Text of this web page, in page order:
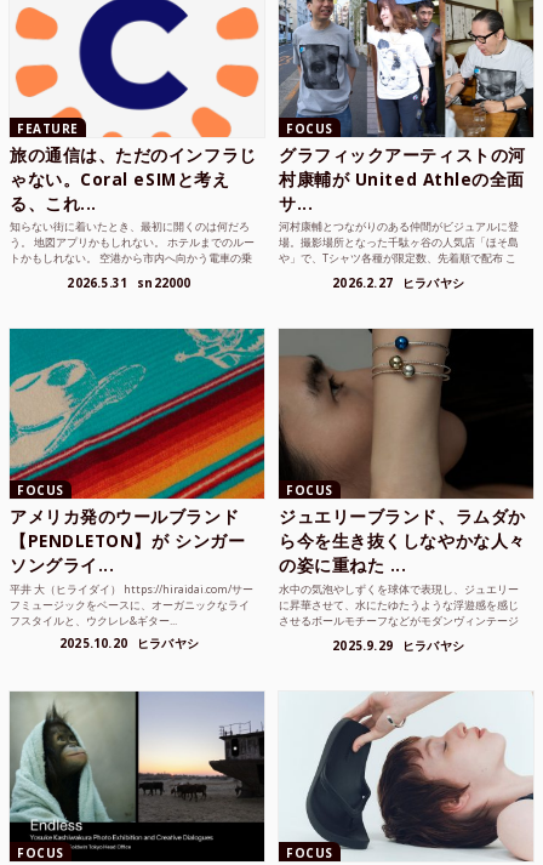
FEATURE
旅の通信は、ただのインフラじ
ゃない。Coral eSIMと考え
る、これ...
知らない街に着いたとき、最初に開くのは何だろ
う。 地図アプリかもしれない。 ホテルまでのルー
トかもしれない。 空港から市内へ向かう電車の乗
2026.5.31 sn22000
FOCUS
グラフィックアーティストの河
村康輔が United Athleの全面
サ...
河村康輔とつながりのある仲間がビジュアルに登
場。撮影場所となった千駄ヶ谷の人気店「ほそ島
や」で、Tシャツ各種が限定数、先着順で配布 こ
2026.2.27 ヒラバヤシ
FOCUS
アメリカ発のウールブランド
【PENDLETON】が シンガー
ソングライ...
平井 大（ヒライダイ） https://hiraidai.com/サー
フミュージックをベースに、オーガニックなライ
フスタイルと、ウクレレ&ギター...
2025.10.20 ヒラバヤシ
FOCUS
ジュエリーブランド、ラムダか
ら今を生き抜くしなやかな人々
の姿に重ねた ...
水中の気泡やしずくを球体で表現し、ジュエリー
に昇華させて、水にたゆたうような浮遊感を感じ
させるボールモチーフなどがモダンヴィンテージ
2025.9.29 ヒラバヤシ
FOCUS FOCUS